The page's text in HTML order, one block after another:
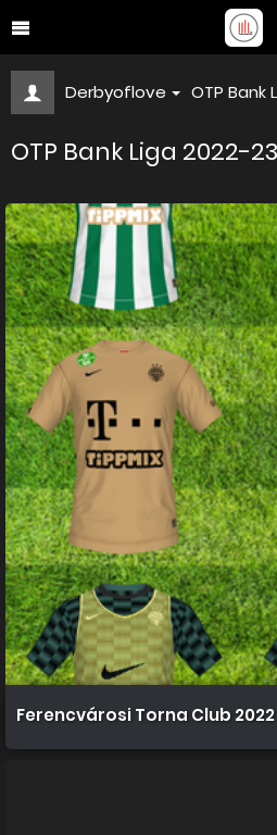
Derbyoflove OTP Bank
OTP Bank Liga 2022-23
Ferencvárosi Torna Club